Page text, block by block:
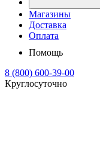
Магазины
Доставка
Оплата
Помощь
8 (800) 600-39-00
Круглосуточно